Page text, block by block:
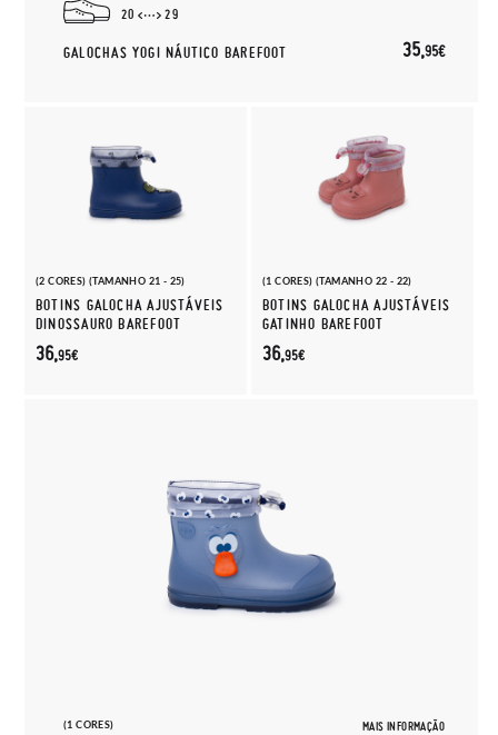
20 29
GALOCHAS YOGI NÁUTICO BAREFOOT 35,95€
(2 CORES) (TAMANHO 21 - 25)
BOTINS GALOCHA AJUSTÁVEIS
DINOSSAURO BAREFOOT
36,95€
(1 CORES) (TAMANHO 22 - 22)
BOTINS GALOCHA AJUSTÁVEIS
GATINHO BAREFOOT
36,95€
(1 CORES) MAIS INFORMAÇÃO